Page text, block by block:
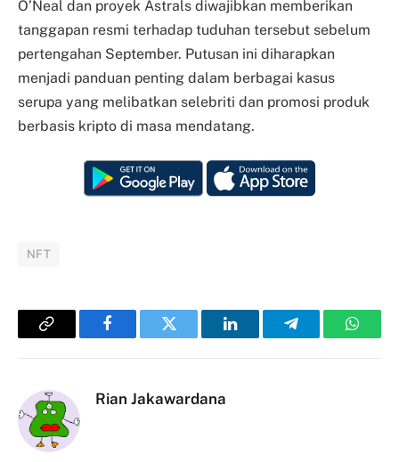
O’Neal dan proyek Astrals diwajibkan memberikan
tanggapan resmi terhadap tuduhan tersebut sebelum
pertengahan September. Putusan ini diharapkan
menjadi panduan penting dalam berbagai kasus
serupa yang melibatkan selebriti dan promosi produk
berbasis kripto di masa mendatang.
NFT
Copy
FacebookTwitter LinkedInTelegram
Rian Jakawardana